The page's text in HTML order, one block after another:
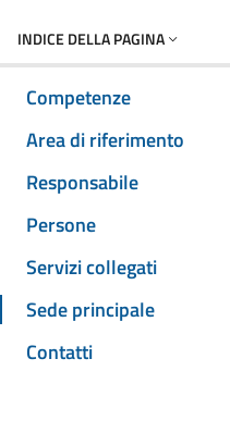
INDICE DELLA PAGINA
Competenze
Area di riferimento
Responsabile
Persone
Servizi collegati
Sede principale
Contatti